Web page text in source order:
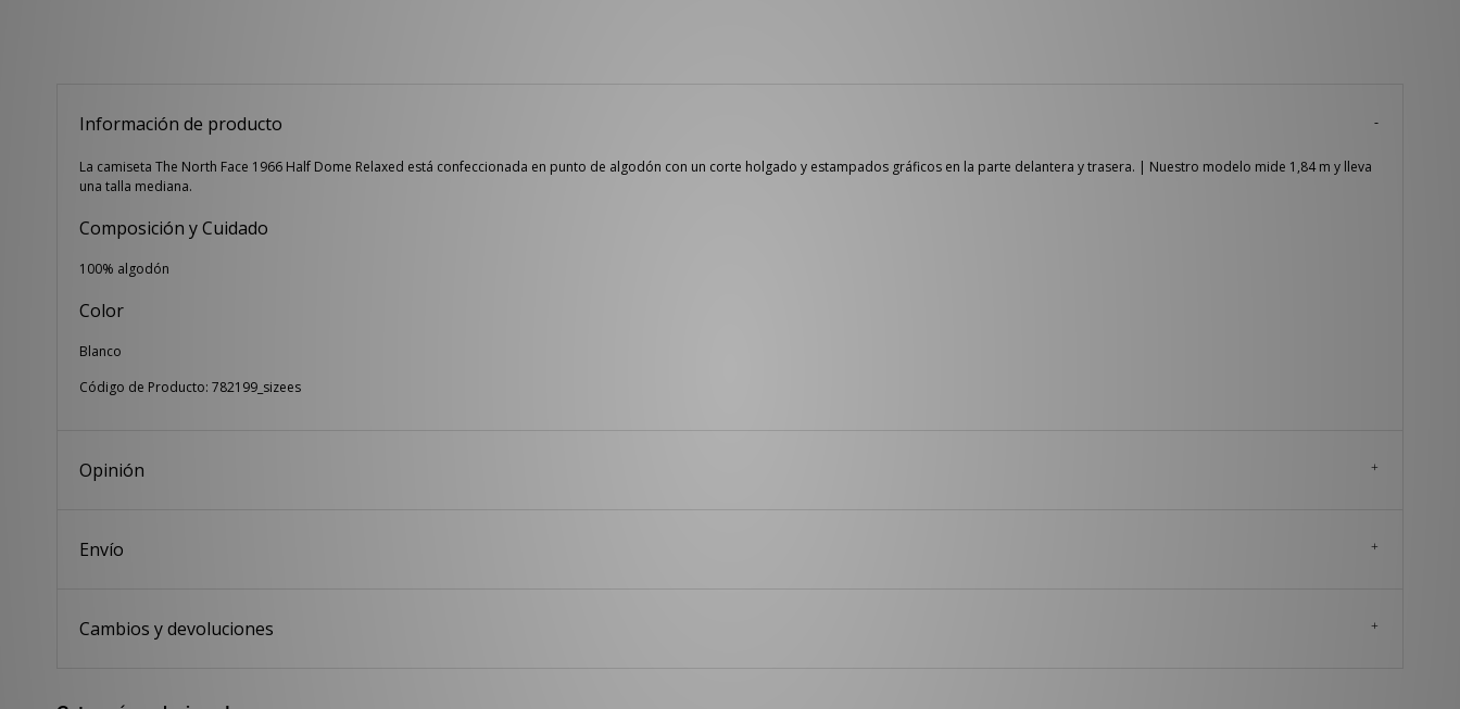
Información de producto
La camiseta The North Face 1966 Half Dome Relaxed está confeccionada en punto de algodón con un corte holgado y estampados gráficos en la parte delantera y trasera. | Nuestro modelo mide 1,84 m y lleva
una talla mediana.
Composición y Cuidado
100% algodón
Color
Blanco
Código de Producto: 782199_sizees
Opinión
Envío
Cambios y devoluciones